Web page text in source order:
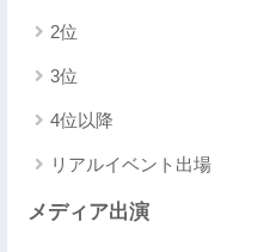
2位
3位
4位以降
リアルイベント出場
メディア出演